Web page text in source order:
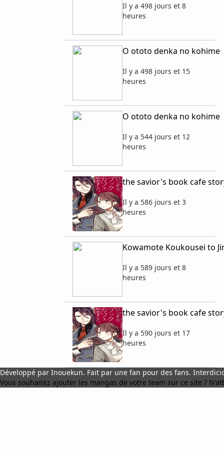
Il y a 498 jours et 8
heures
O ototo denka no kohime
Il y a 498 jours et 15
heures
O ototo denka no kohime
Il y a 544 jours et 12
heures
the savior's book cafe
Il y a 586 jours et 3
heures
Kowamote Koukousei to
Il y a 589 jours et 8
heures
the savior's book cafe
Il y a 590 jours et 17
heures
Développé par Inouekun. Fait par une fan pour des fans.
Vous souhaitez ajouter les mangas de votre team sur ce site ?